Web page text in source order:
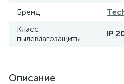
Бренд
Класс
пылевлагозащиты
IP 20
Описание